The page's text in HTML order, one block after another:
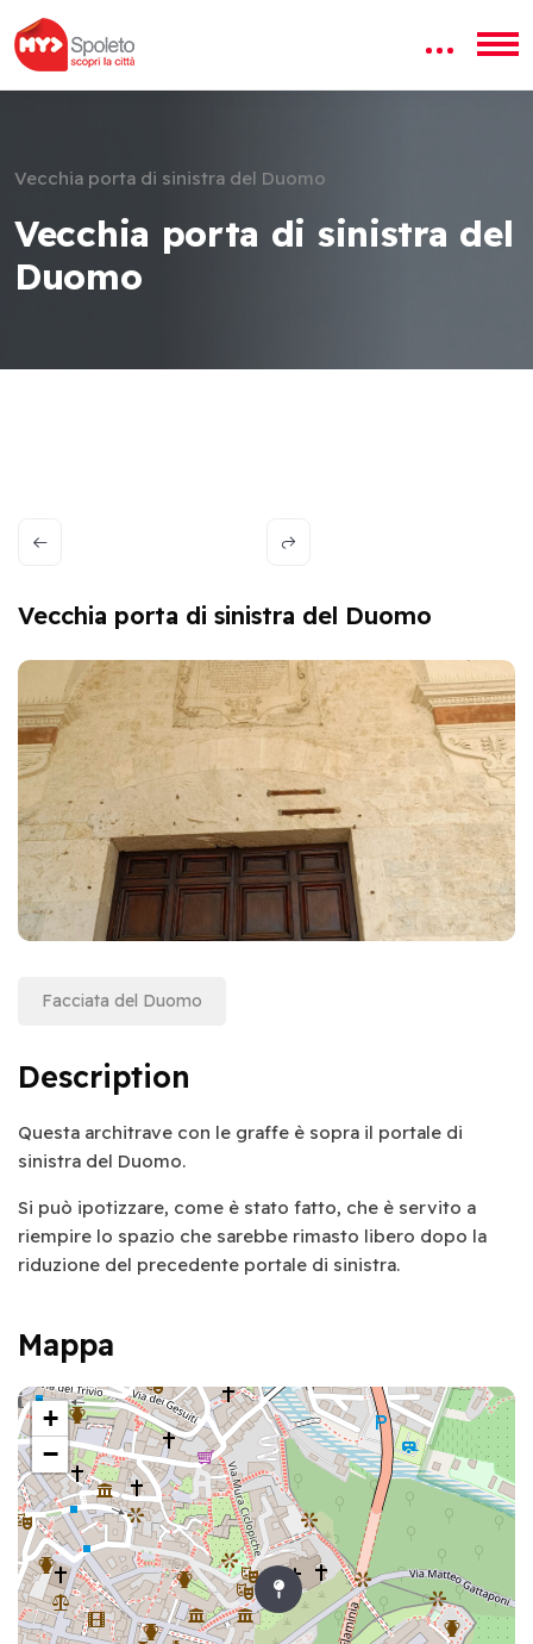
Vecchia porta di sinistra del Duomo
Vecchia porta di sinistra del
Duomo
Vecchia porta di sinistra del Duomo
Facciata del Duomo
Description
Questa architrave con le graffe è sopra il portale di
sinistra del Duomo.
Si può ipotizzare, come è stato fatto, che è servito a
riempire lo spazio che sarebbe rimasto libero dopo la
riduzione del precedente portale di sinistra.
Mappa
+
−